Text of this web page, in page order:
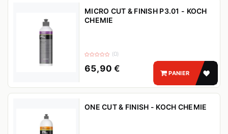
MICRO CUT & FINISH P3.01 - KOCH
CHEMIE
(0)
65,90 € PANIER
ONE CUT & FINISH - KOCH CHEMIE